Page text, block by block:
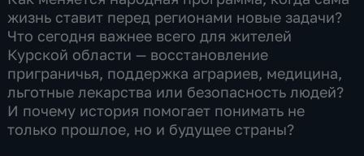
жизнь ставит перед регионами новые задачи?
Что сегодня важнее всего для жителей
Курской области — восстановление
приграничья, поддержка аграриев, медицина,
льготные лекарства или безопасность людей?
И почему история помогает понимать не
только прошлое, но и будущее страны?